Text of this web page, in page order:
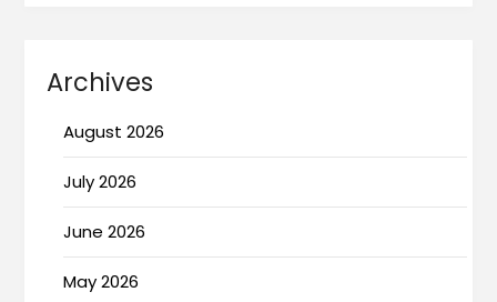
Archives
August 2026
July 2026
June 2026
May 2026